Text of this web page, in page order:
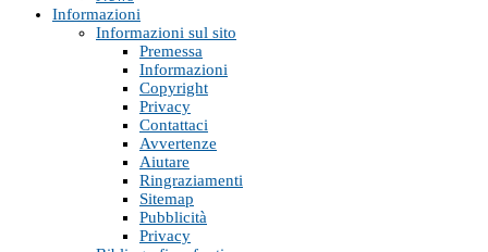
Informazioni
Informazioni sul sito
Premessa
Informazioni
Copyright
Privacy
Contattaci
Avvertenze
Aiutare
Ringraziamenti
Sitemap
Pubblicità
Privacy